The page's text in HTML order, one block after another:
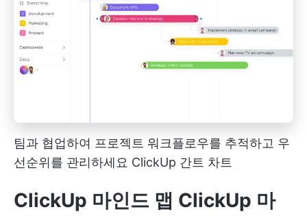
팀과 협업하여 프로젝트 워크플로우를 추적하고 우
선순위를 관리하세요 ClickUp 간트 차트
ClickUp 마인드 맵 ClickUp 마